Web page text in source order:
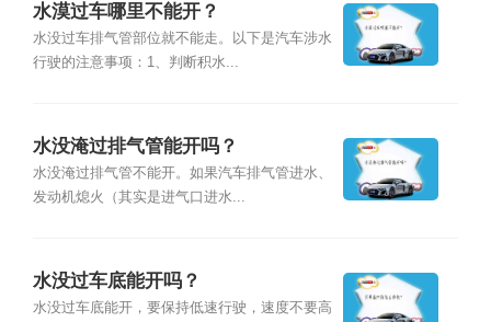
水漠过车哪里不能开？
水没过车排气管部位就不能走。以下是汽车涉水
行驶的注意事项：1、判断积水...
水没淹过排气管能开吗？
水没淹过排气管不能开。如果汽车排气管进水、
发动机熄火（其实是进气口进水...
水没过车底能开吗？
水没过车底能开，要保持低速行驶，速度不要高